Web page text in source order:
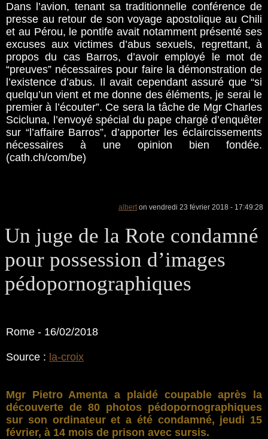
Dans l’avion, tenant sa traditionnelle conférence de
presse au retour de son voyage apostolique au Chili
et au Pérou, le pontife avait notamment présenté ses
excuses aux victimes d’abus sexuels, regrettant, à
propos du cas Barros, d’avoir employé le mot de
“preuves” nécessaires pour faire la démonstration de
l’existence d’abus. Il avait cependant assuré que “si
quelqu’un vient et me donne des éléments, je serai le
premier à l’écouter”. Ce sera la tâche de Mgr Charles
Scicluna, l’envoyé spécial du pape chargé d’enquêter
sur “l’affaire Barros”, d’apporter les éclaircissements
nécessaires à une opinion bien fondée.
(cath.ch/com/be)
alberton vendredi 23 février 2018 - 17:49:28
Un juge de la Rote condamné
pour possession d’images
pédopornographiques
Rome - 16/02/2018
Source : la-croix
Mgr Pietro Amenta a plaidé coupable après la
découverte de 80 photos pédopornographiques
sur son ordinateur et a été condamné, jeudi 15
février, à 14 mois de prison avec sursis.